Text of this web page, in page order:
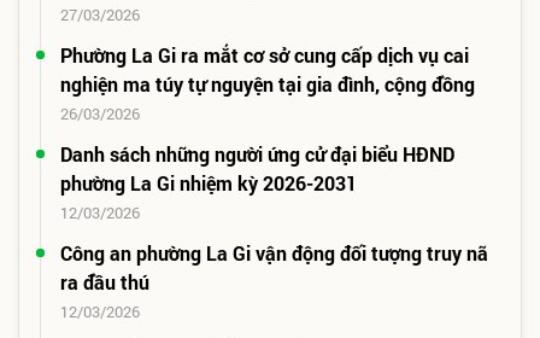
27/03/2026
Phường La Gi ra mắt cơ sở cung cấp dịch vụ cai
nghiện ma túy tự nguyện tại gia đình, cộng đồng
26/03/2026
Danh sách những người ứng cử đại biểu HĐND
phường La Gi nhiệm kỳ 2026-2031
12/03/2026
Công an phường La Gi vận động đối tượng truy nã
ra đầu thú
12/03/2026